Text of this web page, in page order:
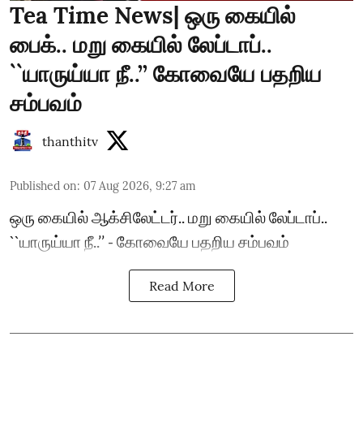
Tea Time News| ஒரு கையில்
பைக்.. மறு கையில் லேப்டாப்..
``யாருய்யா நீ..’’ கோவையே பதறிய
சம்பவம்
thanthitv
Published on: 07 Aug 2026, 9:27 am
ஒரு கையில் ஆக்சிலேட்டர்.. மறு கையில் லேப்டாப்..
``யாருய்யா நீ..’’ - கோவையே பதறிய சம்பவம்
Read More